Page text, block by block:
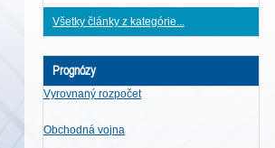
Všetky články z kategórie...
Prognózy
Vyrovnaný rozpočet
Obchodná vojna